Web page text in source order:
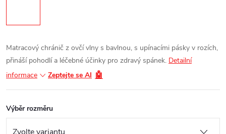
Matracový chránič z ovčí vlny s bavlnou, s upínacími pásky v rozích,
přináší pohodlí a léčebné účinky pro zdravý spánek. Detailní
informace
Zeptejte se AI 🤖
Výběr rozměru